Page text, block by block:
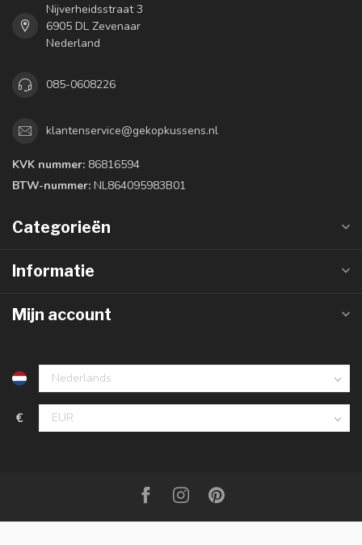
Nijverheidsstraat 3
6905 DL Zevenaar
Nederland
085-0608226
klantenservice@gekopkussens.nl
KVK nummer: 86816594
BTW-nummer: NL864095983B01
Categorieën
Informatie
Mijn account
€